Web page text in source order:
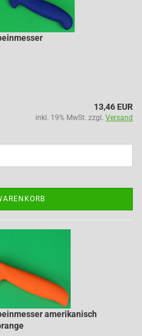
13,46 EUR
inkl. 19% MwSt. zzgl. Versand
amerikanisch